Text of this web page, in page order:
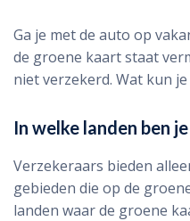
Ga je met de auto op
de groene kaart staat
niet verzekerd. Wat kun
In welke landen ben
Verzekeraars bieden
gebieden die op de
landen waar de groene